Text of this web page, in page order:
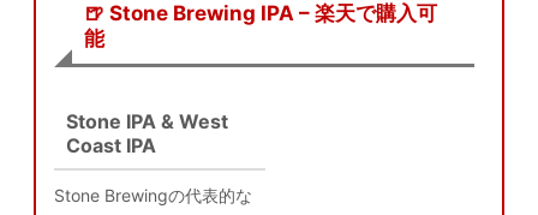
🍺 Stone Brewing IPA – 楽天で購入可
能
Stone IPA & West
Coast IPA
Stone Brewingの代表的な